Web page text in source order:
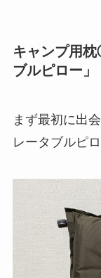
キャンプ用
ブルピロー」
まず最初に出
レータブルピロ